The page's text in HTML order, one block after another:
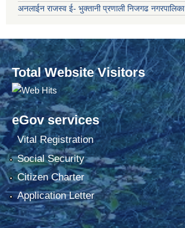
अनलाईन राजस्व ई- भुक्तानी प्रणाली निजगढ नगरपालिका
Total Website Visitors
eGov services
Vital Registration
Social Security
Citizen Charter
Application Letter